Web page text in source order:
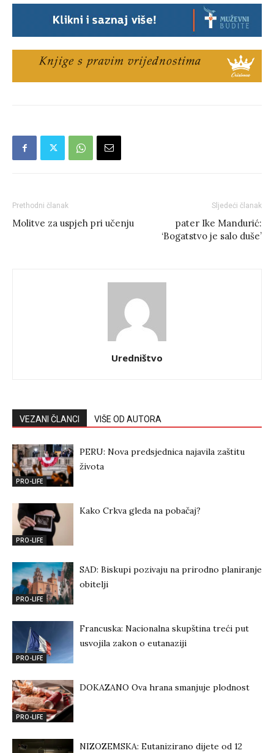
Prethodni članak
Molitve za uspjeh pri učenju
Sljedeći članak
pater Ike Mandurić:
‘Bogatstvo je salo duše’
Uredništvo
VEZANI ČLANCI VIŠE OD AUTORA
PRO-LIFE
PERU: Nova predsjednica najavila zaštitu
života
PRO-LIFE
Kako Crkva gleda na pobačaj?
PRO-LIFE
SAD: Biskupi pozivaju na prirodno planiranje
obitelji
PRO-LIFE
Francuska: Nacionalna skupština treći put
usvojila zakon o eutanaziji
PRO-LIFE
DOKAZANO Ova hrana smanjuje plodnost
NIZOZEMSKA: Eutanizirano dijete od 12